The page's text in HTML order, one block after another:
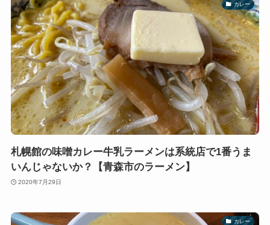
カレー
札幌館の味噌カレー牛乳ラーメンは系統店で1番うま
いんじゃないか？【青森市のラーメン】
2020年7月29日
カレー